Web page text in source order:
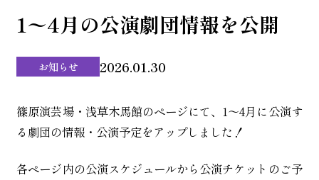
公演地情報
過去の公演情報
大衆演劇について
お知らせ
1〜4月の公演劇団情報を公開
お知らせ 2026.01.30
篠原演芸場・浅草木馬館のページにて、1〜4月に公演す
る劇団の情報・公演予定をアップしました！
各ページ内の公演スケジュールから公演チケットのご予